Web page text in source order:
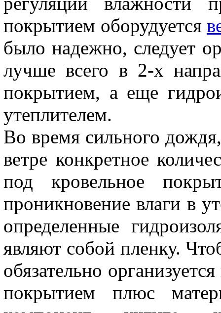
покрытием оборудуется
было надежно, следует
лучше всего в 2-х
покрытием, а еще
утеплителем.
Во время сильного
ветре конкретное
под кровельное
проникновение влаги в
определенные
являют собой пленку.
обязательно
покрытием плюс